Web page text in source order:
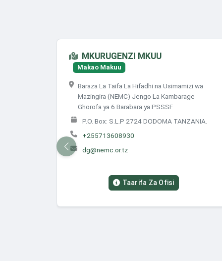
MKURUGENZI MKUU
Makao Makuu
Baraza La Taifa La Hifadhi na Usimamizi wa
Mazingira (NEMC) Jengo La Kambarage
Ghorofa ya 6 Barabara ya PSSSF
P.O. Box: S.L.P 2724 DODOMA TANZANIA.
+255713608930
dg@nemc.or.tz
Taarifa Za Ofisi